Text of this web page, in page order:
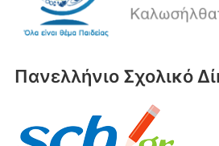
Πανελλήνιο Σχολικό